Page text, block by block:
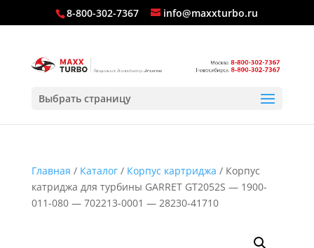
8-800-302-7367 info@maxxturbo.ru
Выбрать страницу
Главная / Каталог/ Корпус картриджа / Корпус
катриджа для турбины GARRET GT2052S — 1900-
011-080 — 702213-0001 — 28230-41710